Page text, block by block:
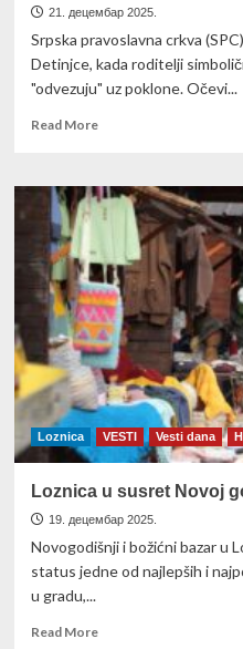
21. децембар 2025.
Srpska pravoslavna crkva
Detinjce, kada roditelji
"odvezuju" uz poklone. Očevi...
Read MoreRead
SPC
danas
praznuje
Detinjce
Loznica VESTI Vesti dana
Loznica u susret Novoj
19. децембар 2025.
Novogodišnji i božićni bazar u
status jedne od najlepših i
u gradu,...
Read MoreRead